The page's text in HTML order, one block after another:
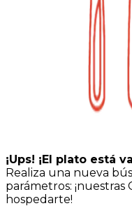
¡Ups! ¡El plato está
Realiza una nueva
parámetros: ¡nuestras
hospedarte!